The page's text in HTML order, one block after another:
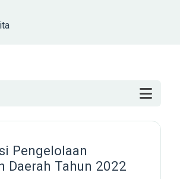
Pengelolaan
Daerah Tahun 2022